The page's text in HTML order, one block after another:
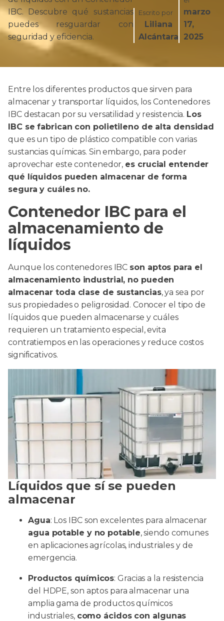
IBC. Descubre qué sustancias
puedes resguardar con
seguridad y eficiencia.
Escrito por
Liliana
Alcántara
marzo
17,
2025
Entre los diferentes productos que sirven para
almacenar y transportar líquidos, los Contenedores
IBC destacan por su versatilidad y resistencia. Los
IBC se fabrican con polietileno de alta densidad
que es un tipo de plástico compatible con varias
sustancias químicas. Sin embargo, para poder
aprovechar este contenedor, es crucial entender
qué líquidos pueden almacenar de forma
segura y cuáles no.
Contenedor IBC para el
almacenamiento de
líquidos
Aunque los contenedores IBC son aptos para el
almacenamiento industrial, no pueden
almacenar toda clase de sustancias, ya sea por
sus propiedades o peligrosidad. Conocer el tipo de
líquidos que pueden almacenarse y cuáles
requieren un tratamiento especial, evita
contratiempos en las operaciones y reduce costos
significativos.
Líquidos que sí se pueden
almacenar
Agua: Los IBC son excelentes para almacenar
agua potable y no potable, siendo comunes
en aplicaciones agrícolas, industriales y de
emergencia.
Productos químicos: Gracias a la resistencia
del HDPE, son aptos para almacenar una
amplia gama de productos químicos
industriales, como ácidos con algunas